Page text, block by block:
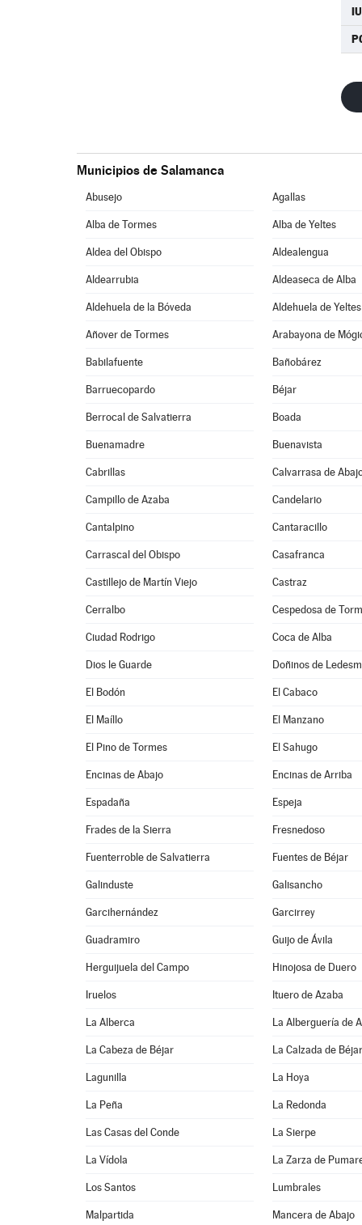
Municipios de Salamanca
Abusejo Agallas
Alba de Tormes Alba de Yeltes
Aldea del Obispo Aldealengua
Aldearrubia Aldeaseca de Alba
Aldehuela de la Bóveda Aldehuela de Yeltes
Añover de Tormes Arabayona de
Babilafuente Bañobárez
Barruecopardo Béjar
Berrocal de Salvatierra Boada
Buenamadre Buenavista
Cabrillas Calvarrasa de
Campillo de Azaba Candelario
Cantalpino Cantaracillo
Carrascal del Obispo Casafranca
Castillejo de Martín Viejo Castraz
Cerralbo Cespedosa de
Ciudad Rodrigo Coca de Alba
Dios le Guarde Doñinos de
El Bodón El Cabaco
El Maíllo El Manzano
El Pino de Tormes El Sahugo
Encinas de Abajo Encinas de Arriba
Espadaña Espeja
Frades de la Sierra Fresnedoso
Fuenterroble de Salvatierra Fuentes de Béjar
Galinduste Galisancho
Garcihernández Garcirrey
Guadramiro Guijo de Ávila
Herguijuela del Campo Hinojosa de Duero
Iruelos Ituero de Azaba
La Alberca La Alberguería de
La Cabeza de Béjar La Calzada de Béjar
Lagunilla La Hoya
La Peña La Redonda
Las Casas del Conde La Sierpe
La Vídola La Zarza de
Los Santos Lumbrales
Malpartida Mancera de Abajo